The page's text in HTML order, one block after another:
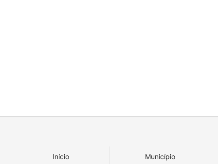
Início Município